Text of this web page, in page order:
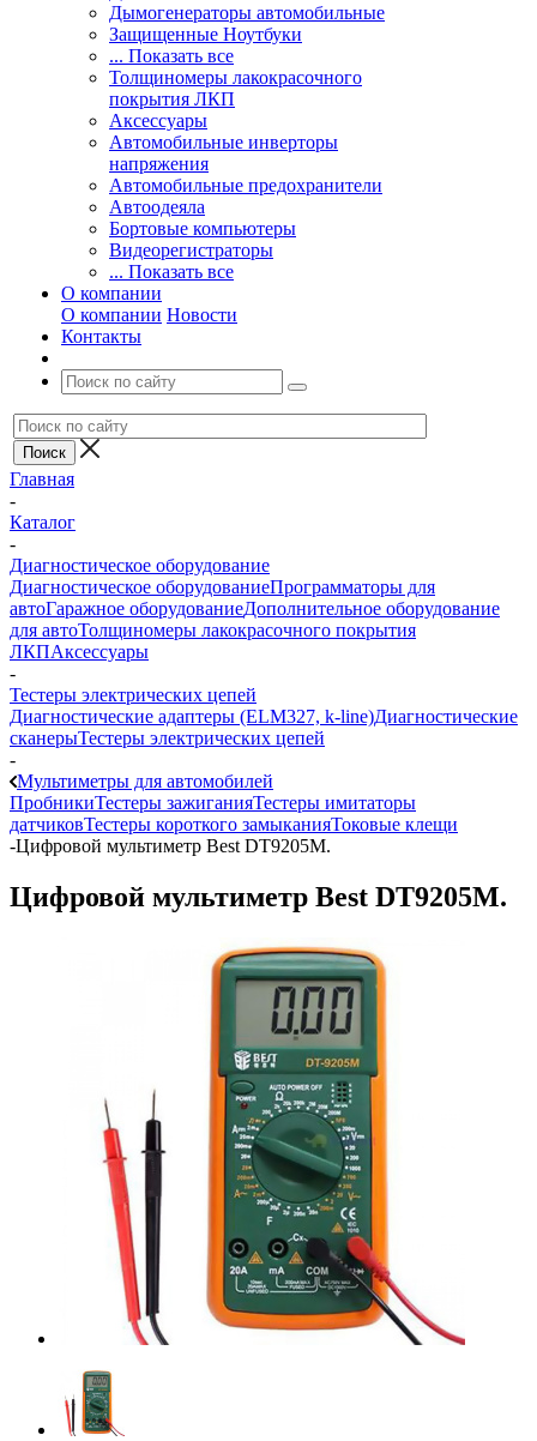
Дымогенераторы автомобильные
Защищенные Ноутбуки
... Показать все
Толщиномеры лакокрасочного
покрытия ЛКП
Аксессуары
Автомобильные инверторы
напряжения
Автомобильные предохранители
Автоодеяла
Бортовые компьютеры
Видеорегистраторы
... Показать все
О компании
О компании Новости
Контакты
Главная
-
Каталог
-
Диагностическое оборудование
Диагностическое оборудованиеПрограмматоры для
автоГаражное оборудованиеДополнительное оборудование
для автоТолщиномеры лакокрасочного покрытия
ЛКПАксессуары
-
Тестеры электрических цепей
Диагностические адаптеры (ELM327, k-line)Диагностические
сканерыТестеры электрических цепей
-
Мультиметры для автомобилей
ПробникиТестеры зажиганияТестеры имитаторы
датчиковТестеры короткого замыканияТоковые клещи
-Цифровой мультиметр Best DT9205M.
Цифровой мультиметр Best DT9205M.